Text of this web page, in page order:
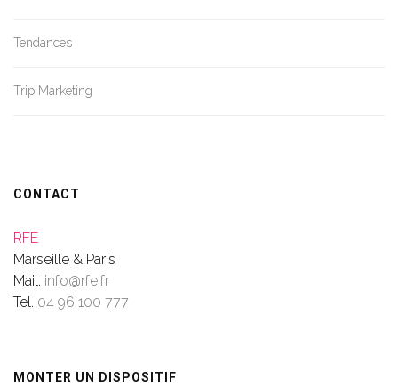
Tendances
Trip Marketing
CONTACT
RFE
Marseille & Paris
Mail. info@rfe.fr
Tel. 04 96 100 777
MONTER UN DISPOSITIF